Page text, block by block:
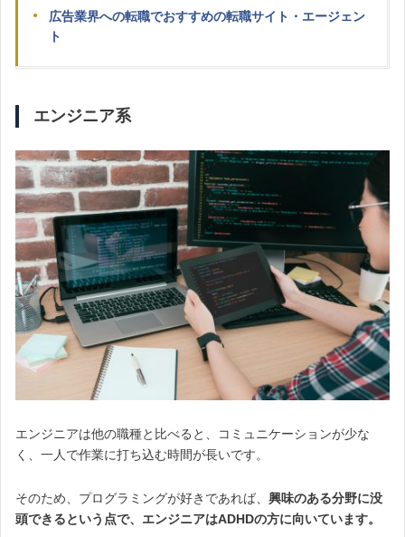
広告業界への転職でおすすめの転職サイト・エージェン
ト
エンジニア系
エンジニアは他の職種と比べると、コミュニケーションが少な
く、一人で作業に打ち込む時間が長いです。
そのため、プログラミングが好きであれば、 興味のある分野に没
頭できるという点で、エンジニアはADHDの方に向いています。